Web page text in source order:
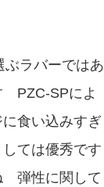
ラバーではあ
PZC-SPによ
食い込みすぎ
ては優秀です
弾性に関して